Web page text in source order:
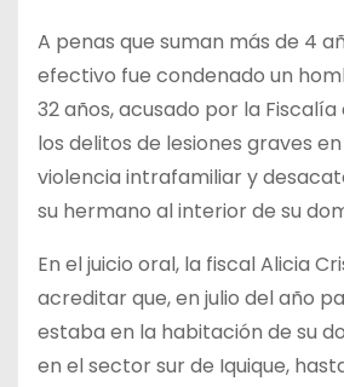
A penas que suman más de 4
efectivo fue condenado un
32 años, acusado por la
los delitos de lesiones graves
violencia intrafamiliar y
su hermano al interior de su
En el juicio oral, la fiscal Alicia
acreditar que, en julio del año
estaba en la habitación de su
en el sector sur de Iquique,